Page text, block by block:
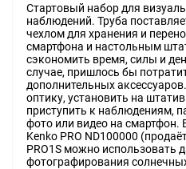
Стартовый набор для
наблюдений. Труба
чехлом для хранения и
смартфона и настольным
сэкономить время, силы и
случае, пришлось бы
дополнительных
оптику, установить на
приступить к наблюдениям,
фото или видео на смартфон.
Kenko PRO ND100000
PRO1S можно использовать
фотографирования